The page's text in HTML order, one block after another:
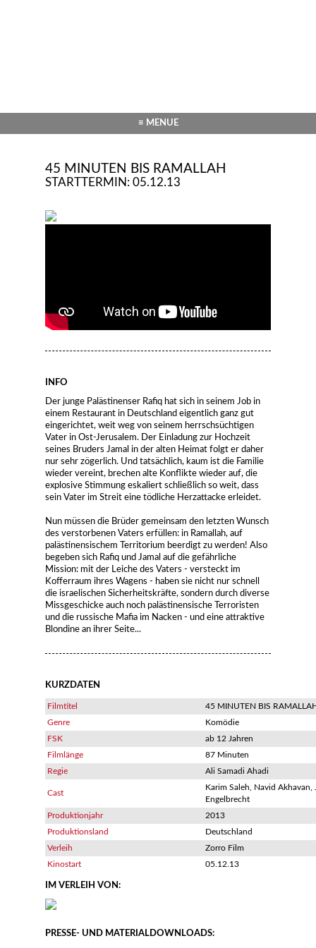
≡ MENUE
45 MINUTEN BIS RAMALLAH
STARTTERMIN: 05.12.13
INFO
Der junge Palästinenser Rafiq hat sich in seinem Job in
einem Restaurant in Deutschland eigentlich ganz gut
eingerichtet, weit weg von seinem herrschsüchtigen
Vater in Ost-Jerusalem. Der Einladung zur Hochzeit
seines Bruders Jamal in der alten Heimat folgt er daher
nur sehr zögerlich. Und tatsächlich, kaum ist die Familie
wieder vereint, brechen alte Konflikte wieder auf, die
explosive Stimmung eskaliert schließlich so weit, dass
sein Vater im Streit eine tödliche Herzattacke erleidet.
Nun müssen die Brüder gemeinsam den letzten Wunsch
des verstorbenen Vaters erfüllen: in Ramallah, auf
palästinensischem Territorium beerdigt zu werden! Also
begeben sich Rafiq und Jamal auf die gefährliche
Mission: mit der Leiche des Vaters - versteckt im
Kofferraum ihres Wagens - haben sie nicht nur schnell
die israelischen Sicherheitskräfte, sondern durch diverse
Missgeschicke auch noch palästinensische Terroristen
und die russische Mafia im Nacken - und eine attraktive
Blondine an ihrer Seite...
KURZDATEN
Filmtitel
45 MINUTEN BIS
Genre
Komödie
FSK
ab 12 Jahren
Filmlänge
87 Minuten
Regie
Ali Samadi Ahadi
Cast
Karim Saleh, Navid Akhavan,
Engelbrecht
Produktionjahr
2013
Produktionsland
Deutschland
Verleih
Zorro Film
Kinostart
05.12.13
IM VERLEIH VON:
PRESSE- UND MATERIALDOWNLOADS: